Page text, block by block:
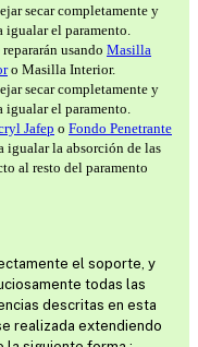
secar completamente y
igualar el paramento.
usando Masilla
o Masilla Interior.
secar completamente y
igualar el paramento.
Jafep o Fondo Penetrante
igualar la absorción de las
al resto del paramento
el soporte, y
todas las
descritas en esta
realizada extendiendo